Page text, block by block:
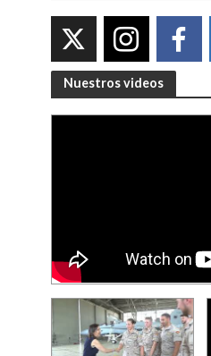
Nuestros videos